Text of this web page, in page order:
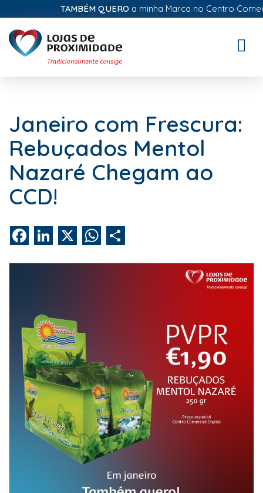
TAMBÉM QUEROa minha Marca no Centro
Janeiro com Frescura:
Rebuçados Mentol
Nazaré Chegam ao
CCD!
FacebookLinkedIn WhatsApp